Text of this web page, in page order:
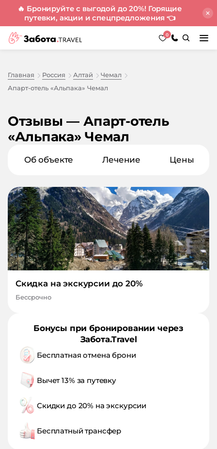
🔥 Бронируйте с выгодой до 20%! Горящие
путевки, акции и спецпредложения 👈
0
Главная Россия Алтай
Чемал
Апарт-отель «Альпака» Чемал
Отзывы — Апарт-отель
«Альпака» Чемал
Об объекте Лечение Цены
Скидка на экскурсии до 20%
Бессрочно
Бонусы при бронировании через
Забота.Travel
Бесплатная отмена брони
Вычет 13% за путевку
Скидки до 20% на экскурсии
Бесплатный трансфер